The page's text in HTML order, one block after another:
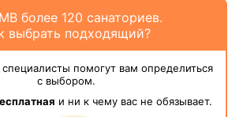
более 120 санаториев.
выбрать подходящий?
помогут вам определиться
с выбором.
и ни к чему вас не обязывает.